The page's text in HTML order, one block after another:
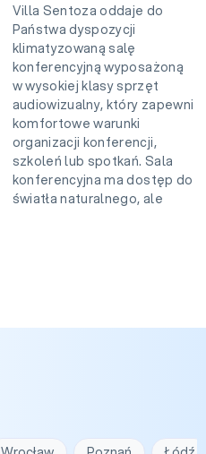
Villa Sentoza oddaje do
Państwa dyspozycji
klimatyzowaną salę
konferencyjną wyposażoną
w wysokiej klasy sprzęt
audiowizualny, który zapewni
komfortowe warunki
organizacji konferencji,
szkoleń lub spotkań. Sala
konferencyjna ma dostęp do
światła naturalnego, ale